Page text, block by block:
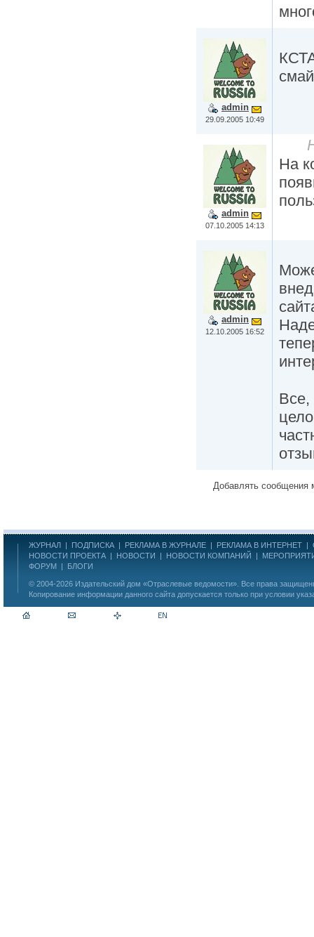
admin
29.09.2005 10:49
admin
07.10.2005 14:13
На
admin
12.10.2005 16:52
Все,
Добавлять сообщения
ЖУРНАЛ | ПОДПИСКА | РЕКЛАМА В ЖУРНАЛЕ | РЕКЛАМА В ИНТЕРНЕТ |
НОВОСТИ ПРОЕКТА | НОВОСТИ | НОВОСТИ КОМПАНИЙ |
ФОРУМ | БЛОГИ
© 2004-2026 Издательский дом «Отраслевые ведомости» . Все права
Копирование информации данного сайта допускается только при условии